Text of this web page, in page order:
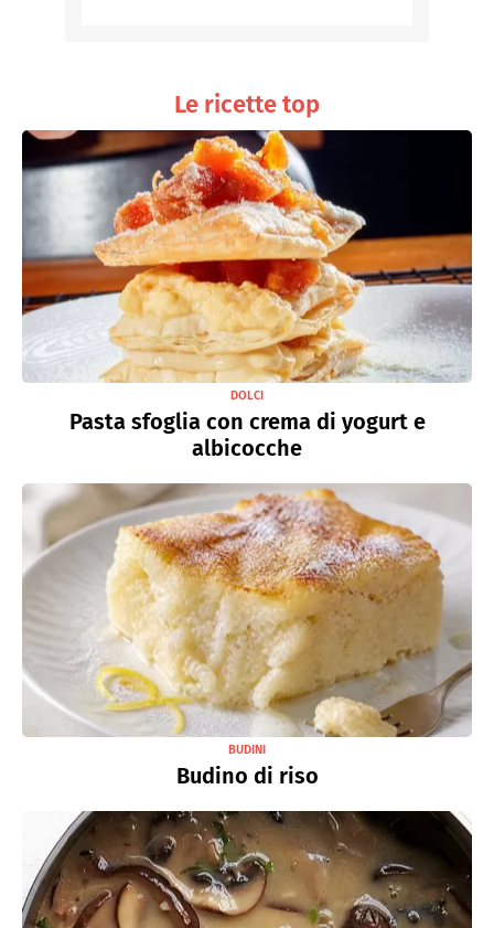
Le ricette top
DOLCI
Pasta sfoglia con crema di yogurt e
albicocche
BUDINI
Budino di riso